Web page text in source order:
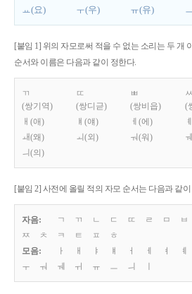
ㅛ(요)
ㅜ(우) ㅠ(유)
[붙임 1] 위의 자모로써 적을 수 없는 소리는 두 개
순서와 이름은 다음과 같이 정한다.
ㄲ
(쌍기역)
ㄸ
(쌍디귿)
ㅃ
(쌍비읍)
ㅆ
(
ㅐ(애)
ㅒ(얘) ㅔ(에)
ㅙ(왜)
ㅚ(외) ㅝ(워)
ㅢ(의)
[붙임 2] 사전에 올릴 적의 자모 순서는 다음과 같
자음: ㄱ ㄲ ㄴ ㄷ ㄸ ㄹ ㅁ ㅂ
ㅉ
ㅊ ㅋ ㅌ ㅍ
ㅎ
모음:
ㅏ ㅐ ㅑ ㅒ ㅓ ㅔ ㅕ ㅖ
ㅜ
ㅝ ㅞ ㅟ ㅠ ㅡ ㅢ